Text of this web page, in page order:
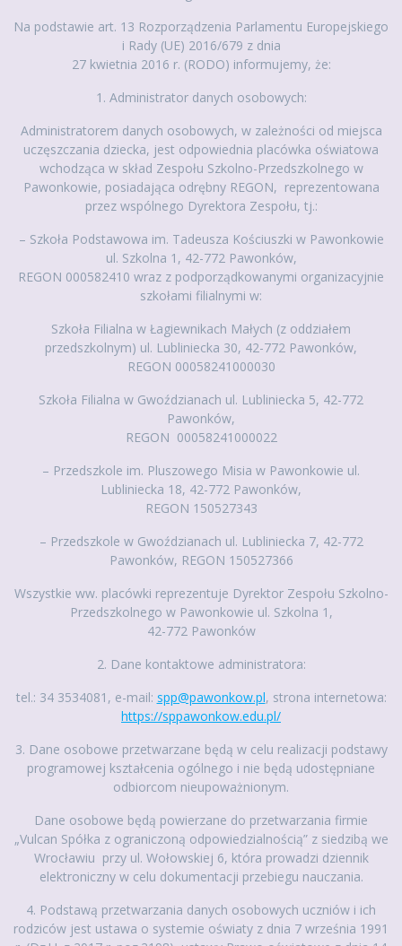
Na podstawie art. 13 Rozporządzenia Parlamentu Europejskiego
i Rady (UE) 2016/679 z dnia
27 kwietnia 2016 r. (RODO) informujemy, że:
1. Administrator danych osobowych:
Administratorem danych osobowych, w zależności od miejsca
uczęszczania dziecka, jest odpowiednia placówka oświatowa
wchodząca w skład Zespołu Szkolno-Przedszkolnego w
Pawonkowie, posiadająca odrębny REGON, reprezentowana
przez wspólnego Dyrektora Zespołu, tj.:
– Szkoła Podstawowa im. Tadeusza Kościuszki w Pawonkowie
ul. Szkolna 1, 42-772 Pawonków,
REGON 000582410 wraz z podporządkowanymi organizacyjnie
szkołami filialnymi w:
Szkoła Filialna w Łagiewnikach Małych (z oddziałem
przedszkolnym) ul. Lubliniecka 30, 42-772 Pawonków,
REGON 00058241000030
Szkoła Filialna w Gwoździanach ul. Lubliniecka 5, 42-772
Pawonków,
REGON 00058241000022
– Przedszkole im. Pluszowego Misia w Pawonkowie ul.
Lubliniecka 18, 42-772 Pawonków,
REGON 150527343
– Przedszkole w Gwoździanach ul. Lubliniecka 7, 42-772
Pawonków, REGON 150527366
Wszystkie ww. placówki reprezentuje Dyrektor Zespołu Szkolno-
Przedszkolnego w Pawonkowie ul. Szkolna 1,
42-772 Pawonków
2. Dane kontaktowe administratora:
tel.: 34 3534081, e-mail: spp@pawonkow.pl, strona internetowa:
https://sppawonkow.edu.pl/
3. Dane osobowe przetwarzane będą w celu realizacji podstawy
programowej kształcenia ogólnego i nie będą udostępniane
odbiorcom nieupoważnionym.
Dane osobowe będą powierzane do przetwarzania firmie
„Vulcan Spółka z ograniczoną odpowiedzialnością” z siedzibą we
Wrocławiu przy ul. Wołowskiej 6, która prowadzi dziennik
elektroniczny w celu dokumentacji przebiegu nauczania.
4. Podstawą przetwarzania danych osobowych uczniów i ich
rodziców jest ustawa o systemie oświaty z dnia 7 września 1991